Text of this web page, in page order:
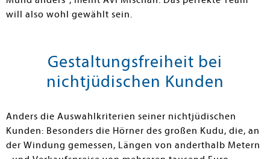
will also wohl gewählt sein.
Gestaltungsfreiheit bei
nichtjüdischen Kunden
Anders die Auswahlkriterien seiner nichtjüdischen
Kunden: Besonders die Hörner des großen Kudu, die, an
der Windung gemessen, Längen von anderthalb Metern